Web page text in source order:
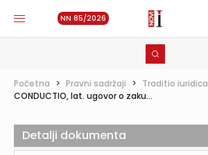
NN 85/2026
Početna > Pravni sadržaji > Traditio iuridica
CONDUCTIO, lat. ugovor o zaku...
Detalji dokumenta